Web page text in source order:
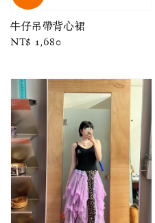
牛仔吊帶背心裙
Regular
NT$ 1,680